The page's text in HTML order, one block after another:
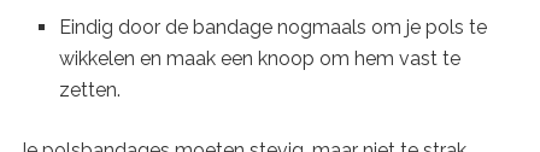
Eindig door de bandage nogmaals om je pols te
wikkelen en maak een knoop om hem vast te
zetten.